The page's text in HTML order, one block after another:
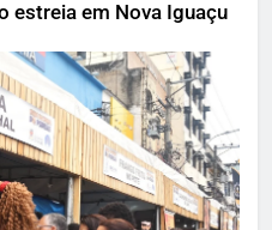
estreia em Nova Iguaçu